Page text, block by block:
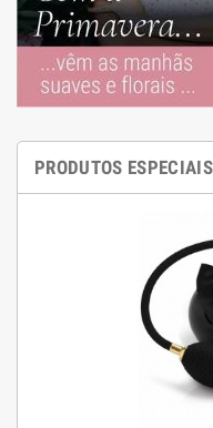
PRODUTOS ESPECIAIS